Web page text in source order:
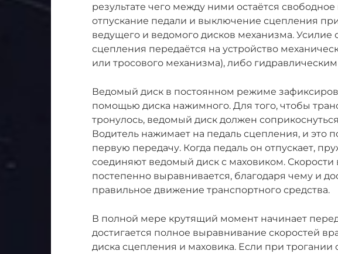
результате чего между ними остаётся
отпускание педали и выключение сцепления
ведущего и ведомого дисков механизма. Усилие
сцепления передаётся на устройство
или тросового механизма), либо
Ведомый диск в постоянном режиме
помощью диска нажимного. Для того, чтобы
тронулось, ведомый диск должен
Водитель нажимает на педаль сцепления, и это
первую передачу. Когда педаль он отпускает,
соединяют ведомый диск с маховиком.
постепенно выравнивается, благодаря чему и
правильное движение транспортного средства.
В полной мере крутящий момент начинает
достигается полное выравнивание скоростей
диска сцепления и маховика. Если при трогании